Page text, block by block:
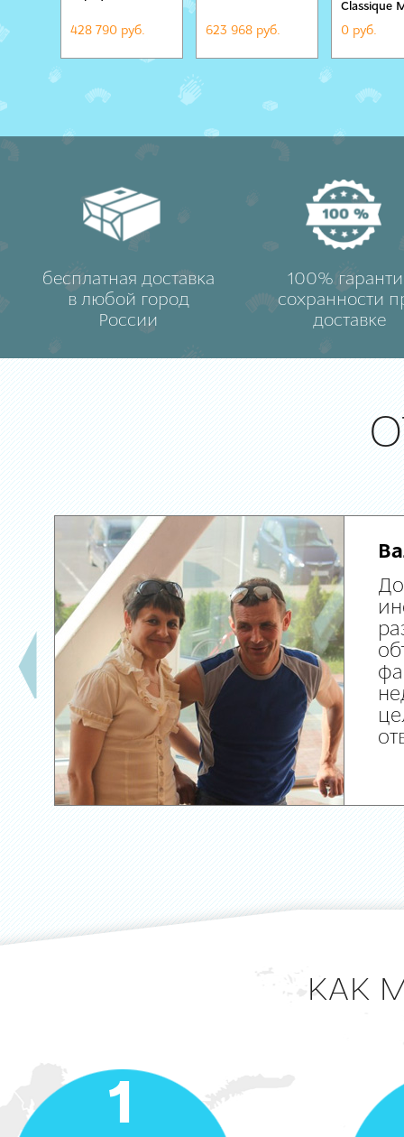
428 790 руб. 623 968 руб.
Classique
0 руб.
бесплатная доставка
в любой город
России
100%
сохранности
доставке
КАК
1